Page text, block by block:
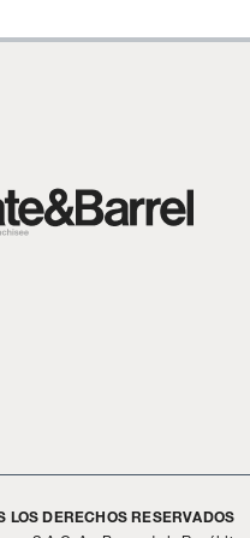
LOS DERECHOS RESERVADOS